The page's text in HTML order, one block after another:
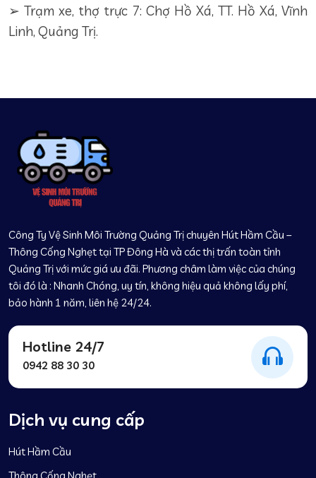
➢ Trạm xe, thợ trực 7: Chợ Hồ Xá, TT. Hồ Xá, Vĩnh
Linh, Quảng Trị.
Công Ty Vệ Sinh Môi Trường Quảng Trị chuyên Hút Hầm Cầu –
Thông Cống Nghẹt tại TP Đông Hà và các thị trấn toàn tỉnh
Quảng Trị với mức giá ưu đãi. Phương châm làm việc của chúng
tôi đó là : Nhanh Chóng, uy tín, không hiệu quả không lấy phí,
bảo hành 1 năm, liên hệ 24/24.
Hotline 24/7
0942 88 30 30
Dịch vụ cung cấp
Hút Hầm Cầu